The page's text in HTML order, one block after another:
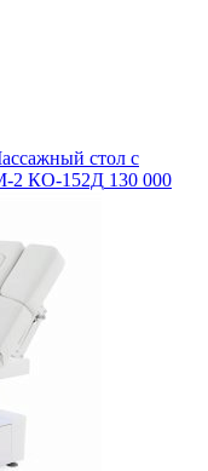
стол с
2 КО-152Д 130 000